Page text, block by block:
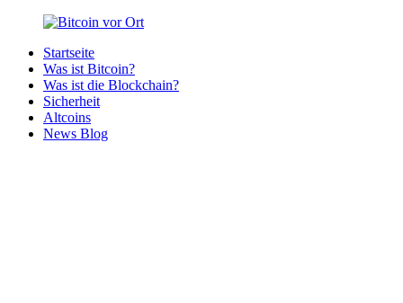
Zurück
Inhalt
Bitcoin
Bitcoins
deiner
Region
Startseite
Was ist Bitcoin?
Was ist die Blockchain?
Sicherheit
Altcoins
News Blog